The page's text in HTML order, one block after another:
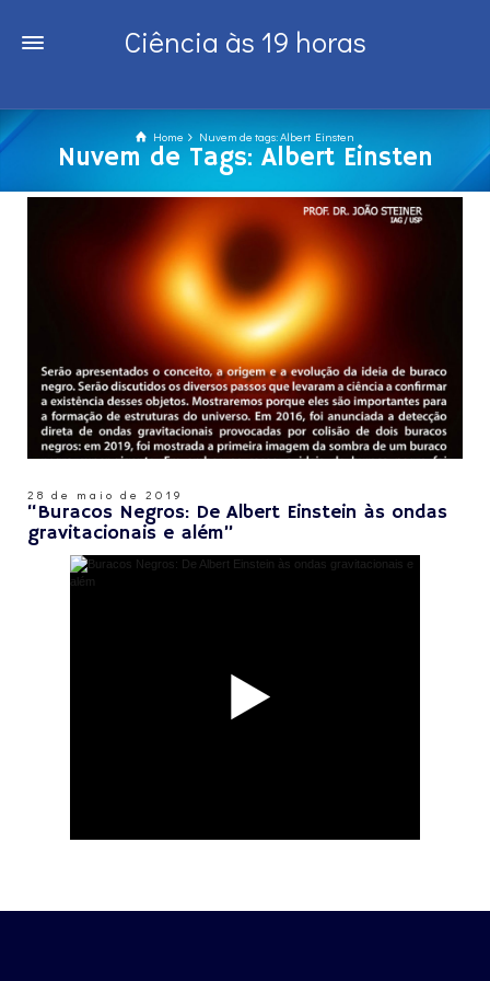
Ciência às 19 horas
Home Nuvem de tags: Albert Einsten
Nuvem de Tags: Albert Einsten
28 de maio de 2019
“Buracos Negros: De Albert Einstein às ondas
gravitacionais e além”